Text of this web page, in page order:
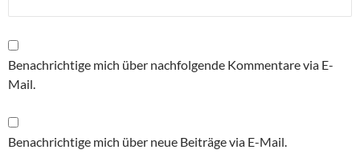
Benachrichtige mich über nachfolgende Kommentare via E-
Mail.
Benachrichtige mich über neue Beiträge via E-Mail.